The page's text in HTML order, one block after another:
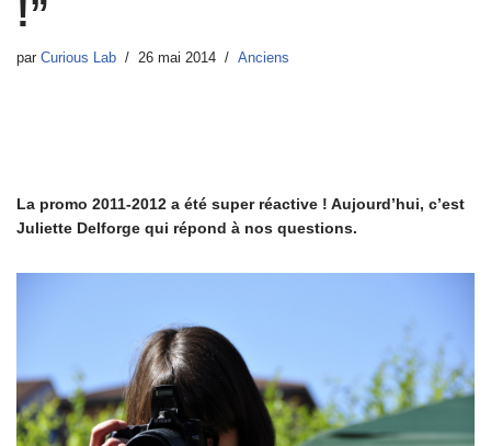
!”
par Curious Lab 26 mai 2014 Anciens
La promo 2011-2012 a été super réactive ! Aujourd’hui, c’est
Juliette Delforge qui répond à nos questions.